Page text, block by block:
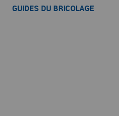
GUIDES DU BRICOLAGE